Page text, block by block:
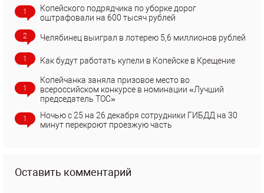
1
Копейского подрядчика по уборке дорог
оштрафовали на 600 тысяч рублей
2 Челябинец выиграл в лотерею 5,6 миллионов рублей
1 Как будут работать купели в Копейске в Крещение
1
Копейчанка заняла призовое место во
всероссийском конкурсе в номинации «Лучший
председатель ТОС»
1
Ночью с 25 на 26 декабря сотрудники ГИБДД на 30
минут перекроют проезжую часть
Оставить комментарий